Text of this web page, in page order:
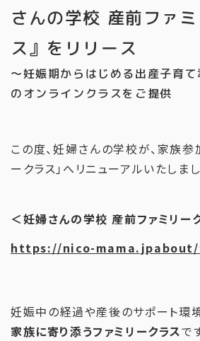
さんの学校 産前ファ
ス』をリリース
〜妊娠期からはじめる出産子育
のオンラインクラスをご提供
この度、妊婦さんの学校が、家族参
ークラス」へリニューアルいたしまし
＜妊婦さんの学校 産前ファミリー
https://nico-
妊娠中の経過や産後のサポート環
家族に寄り添うファミリークラスで